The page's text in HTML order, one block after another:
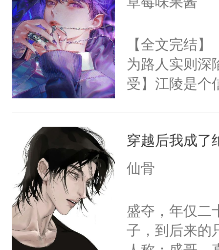
然醒更感人的
在门外的男
起，“老公给
育园。当园
家撸。omega
多彩。他万万
将受伤时的兽
要闻他的信息
上将在他发
eta，我给你
【阴郁暴戾上
ga受】【无生
【全文完结
为路人实则深
受】江陵是个
将来，他的室
大佬的狂热追
是只存在两
想霸王硬上弓
了改变命运
穿越后我成了
仙骨
盛夺，年仅二
子，到后来的